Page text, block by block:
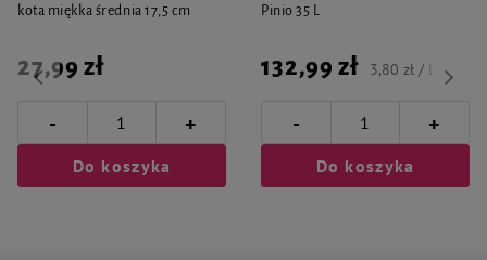
kota miękka średnia 17,5 cm
27,99 zł
- +
Do koszyka
Pinio 35 L
132,99 zł 3,80 zł / l
- +
Do koszyka